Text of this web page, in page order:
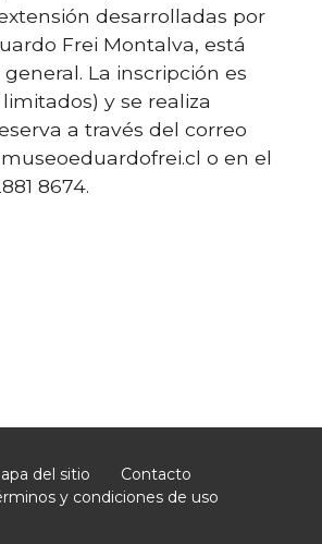
desarrolladas por
Frei Montalva, está
La inscripción es
y se realiza
a través del correo
o en el
8674.
del sitio
Contacto
y condiciones de uso